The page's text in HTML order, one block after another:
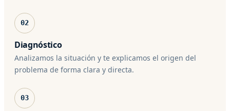
02
Diagnóstico
Analizamos la situación y te explicamos el origen del
problema de forma clara y directa.
03